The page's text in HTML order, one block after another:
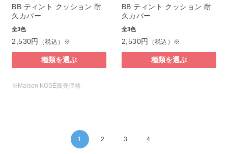
BB ティント クッション 耐
久カバー
全3色
2,530円 （税込）※
種類を選ぶ
BB ティント クッション 耐
久カバー
全3色
2,530円 （税込）※
種類を選ぶ
※Maison KOSÉ販売価格
1 2 3 4